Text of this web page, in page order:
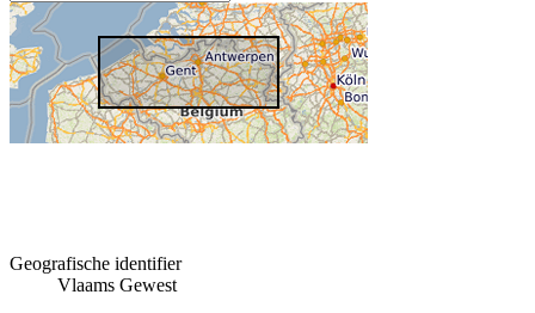
Geografische identifier
Vlaams Gewest